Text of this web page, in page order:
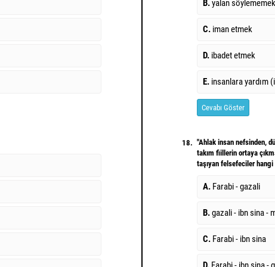
B.yalan söylememek
C. iman etmek
D. ibadet etmek
E. insanlara yardım
Cevabı Göster
18. "Ahlak insan nefsinden,
takım fiillerin ortaya
taşıyan felsefeciler
A. Farabi - gazali
B.gazali - ibn sina -
C. Farabi - ibn sina